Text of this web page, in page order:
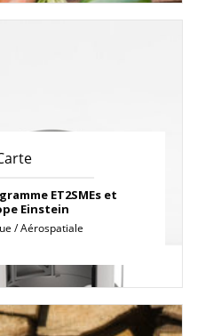
ET2SMEs et
Einstein
/ Aérospatiale